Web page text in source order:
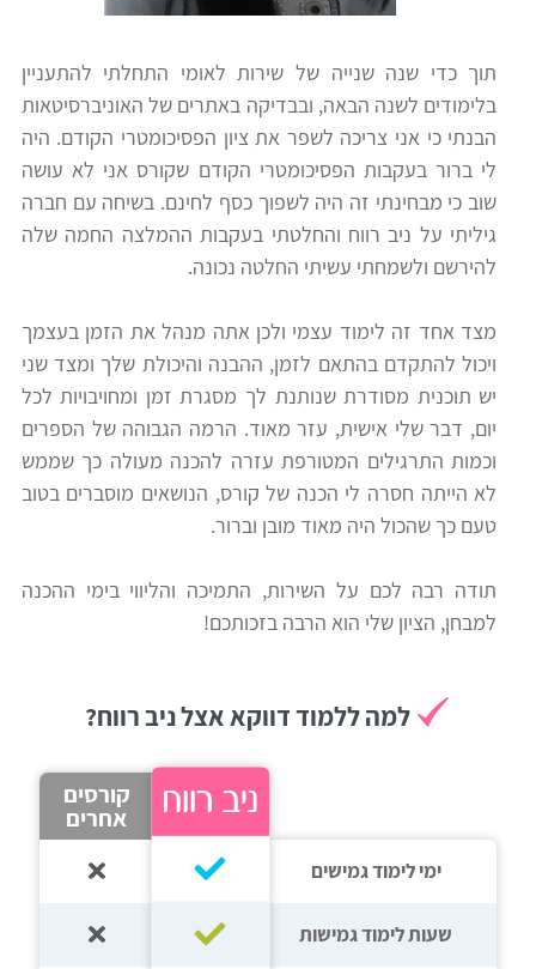
מידע
כללי
קורסי
פסיכומטרי
תלמידים
ממליצים
וחטיבות
ביניים
הכנה
למבחני
מיון
ניב
רווח
חיפוש
לימודים
תוך כדי שנה שנייה של שירות לאומי התחלתי להתעניין
בלימודים לשנה הבאה, ובבדיקה באתרים של האוניברסיטאות
הבנתי כי אני צריכה לשפר את ציון הפסיכומטרי הקודם. היה
לי ברור בעקבות הפסיכומטרי הקודם שקורס אני לא עושה
שוב כי מבחינתי זה היה לשפוך כסף לחינם. בשיחה עם חברה
גיליתי על ניב רווח והחלטתי בעקבות ההמלצה החמה שלה
להירשם ולשמחתי עשיתי החלטה נכונה.
מצד אחד זה לימוד עצמי ולכן אתה מנהל את הזמן בעצמך
ויכול להתקדם בהתאם לזמן, ההבנה והיכולת שלך ומצד שני
יש תוכנית מסודרת שנותנת לך מסגרת זמן ומחויבויות לכל
יום, דבר שלי אישית, עזר מאוד. הרמה הגבוהה של הספרים
וכמות התרגילים המטורפת עזרה להכנה מעולה כך שממש
לא הייתה חסרה לי הכנה של קורס, הנושאים מוסברים בטוב
טעם כך שהכול היה מאוד מובן וברור.
תודה רבה לכם על השירות, התמיכה והליווי בימי ההכנה
למבחן, הציון שלי הוא הרבה בזכותכם!
למה ללמוד דווקא אצל ניב רווח?
ימי לימוד גמישים
שעות לימוד גמישות
קורסים
אחרים